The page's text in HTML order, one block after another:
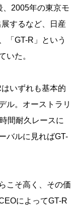
、2005年の東京モ
するなど、日産
「GT-R」という
いた。
いずれも基本的
ル。オーストラリ
間耐久レースに
バルに見ればGT-
こそ高く、その価
によってGT-R